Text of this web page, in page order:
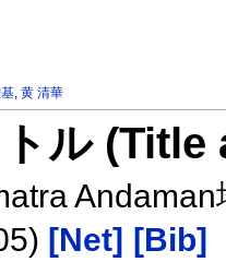
,黄 清華
ル
[Net] [Bib]